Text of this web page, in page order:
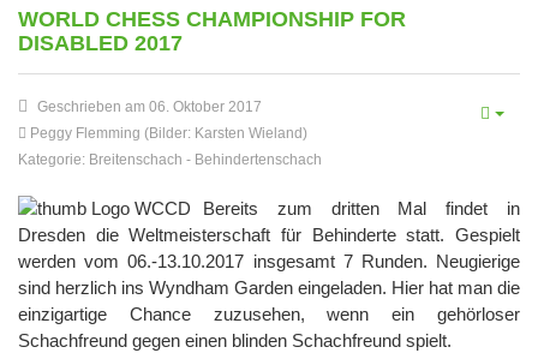
WORLD CHESS CHAMPIONSHIP FOR
DISABLED 2017
Geschrieben am 06. Oktober 2017
Peggy Flemming (Bilder: Karsten Wieland)
Kategorie: Breitenschach - Behindertenschach
Bereits zum dritten Mal findet in
Dresden die Weltmeisterschaft für Behinderte statt. Gespielt
werden vom 06.-13.10.2017 insgesamt 7 Runden. Neugierige
sind herzlich ins Wyndham Garden eingeladen. Hier hat man die
einzigartige Chance zuzusehen, wenn ein gehörloser
Schachfreund gegen einen blinden Schachfreund spielt.